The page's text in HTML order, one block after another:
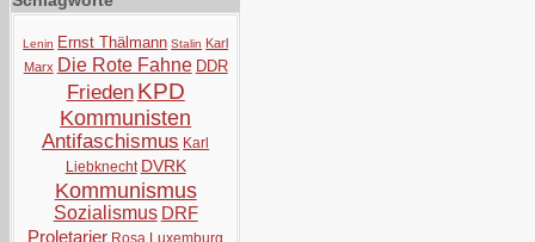
Lenin Ernst Thälmann Stalin Karl
Marx Die Rote Fahne DDR
Frieden KPD
Kommunisten
Antifaschismus Karl
Liebknecht DVRK
Kommunismus
Sozialismus DRF
Proletarier Rosa Luxemburg